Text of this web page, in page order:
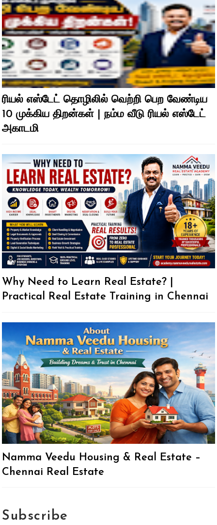
ரியல் எஸ்டேட் தொழிலில் வெற்றி பெற வேண்டிய
10 முக்கிய திறன்கள் | நம்ம வீடு ரியல் எஸ்டேட்
அகாடமி
Why Need to Learn Real Estate? |
Practical Real Estate Training in Chennai
Namma Veedu Housing & Real Estate –
Chennai Real Estate
Subscribe